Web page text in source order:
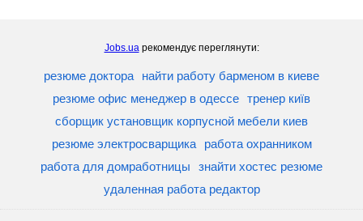
Jobs.uaрекомендує переглянути:
резюме доктора
найти работу барменом в киеве
резюме офис менеджер в одессе тренер київ
сборщик установщик корпусной мебели киев
резюме электросварщика
работа охранником
работа для домработницы
знайти хостес резюме
удаленная работа редактор